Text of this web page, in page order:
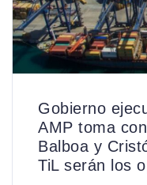
Gobierno
AMP toma
Balboa y
TiL serán los